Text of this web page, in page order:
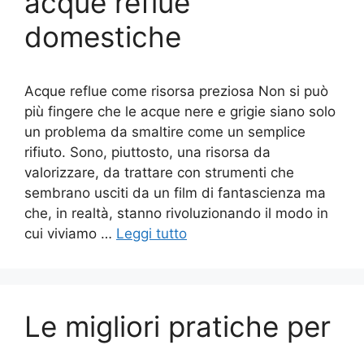
domestiche
Acque reflue come risorsa preziosa Non si può
più fingere che le acque nere e grigie siano solo
un problema da smaltire come un semplice
rifiuto. Sono, piuttosto, una risorsa da
valorizzare, da trattare con strumenti che
sembrano usciti da un film di fantascienza ma
che, in realtà, stanno rivoluzionando il modo in
cui viviamo … Leggi tutto
Le migliori pratiche per